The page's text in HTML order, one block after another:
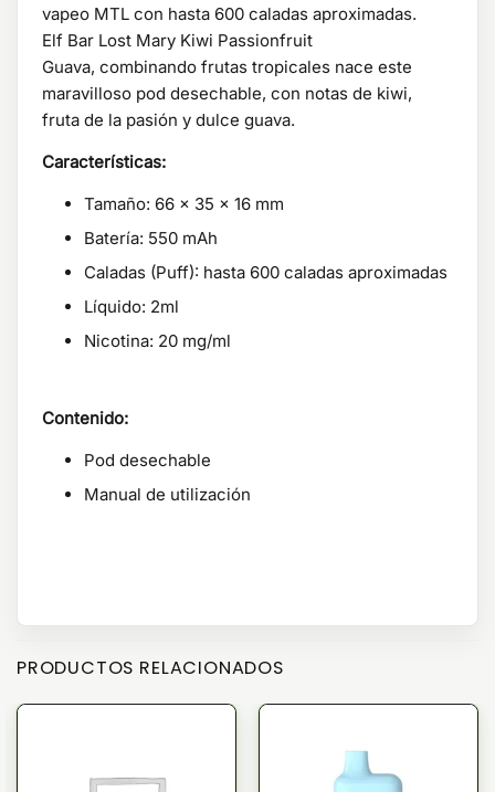
vapeo MTL con hasta 600 caladas aproximadas.
Elf Bar Lost Mary Kiwi Passionfruit
Guava, combinando frutas tropicales nace este
maravilloso pod desechable, con notas de kiwi,
fruta de la pasión y dulce guava.
Características:
Tamaño: 66 x 35 x 16 mm
Batería: 550 mAh
Caladas (Puff): hasta 600 caladas aproximadas
Líquido: 2ml
Nicotina: 20 mg/ml
Contenido:
Pod desechable
Manual de utilización
PRODUCTOS RELACIONADOS